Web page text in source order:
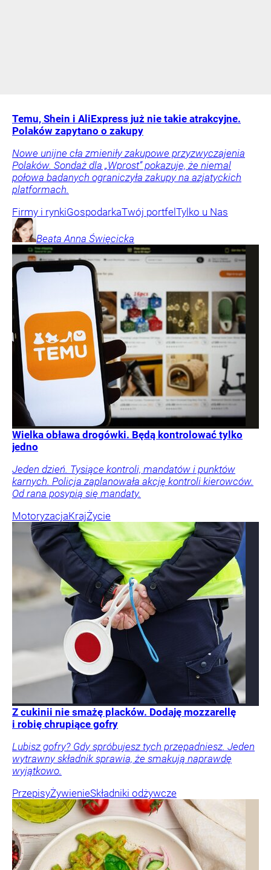
Temu, Shein i AliExpress już nie takie atrakcyjne.
Polaków zapytano o zakupy
Nowe unijne cła zmieniły zakupowe przyzwyczajenia
Polaków. Sondaż dla „Wprost” pokazuje, że niemal
połowa badanych ograniczyła zakupy na azjatyckich
platformach.
Firmy i rynkiGospodarkaTwój portfel Tylko u Nas
Beata Anna Święcicka
Wielka obława drogówki. Będą kontrolować tylko
jedno
Jeden dzień. Tysiące kontroli, mandatów i punktów
karnych. Policja zaplanowała akcję kontroli kierowców.
Od rana posypią się mandaty.
MotoryzacjaKrajŻycie
Z cukinii nie smażę placków. Dodaję mozzarellę
i robię chrupiące gofry
Lubisz gofry? Gdy spróbujesz tych przepadniesz. Jeden
wytrawny składnik sprawia, że smakują naprawdę
wyjątkowo.
PrzepisyŻywienieSkładniki odżywcze